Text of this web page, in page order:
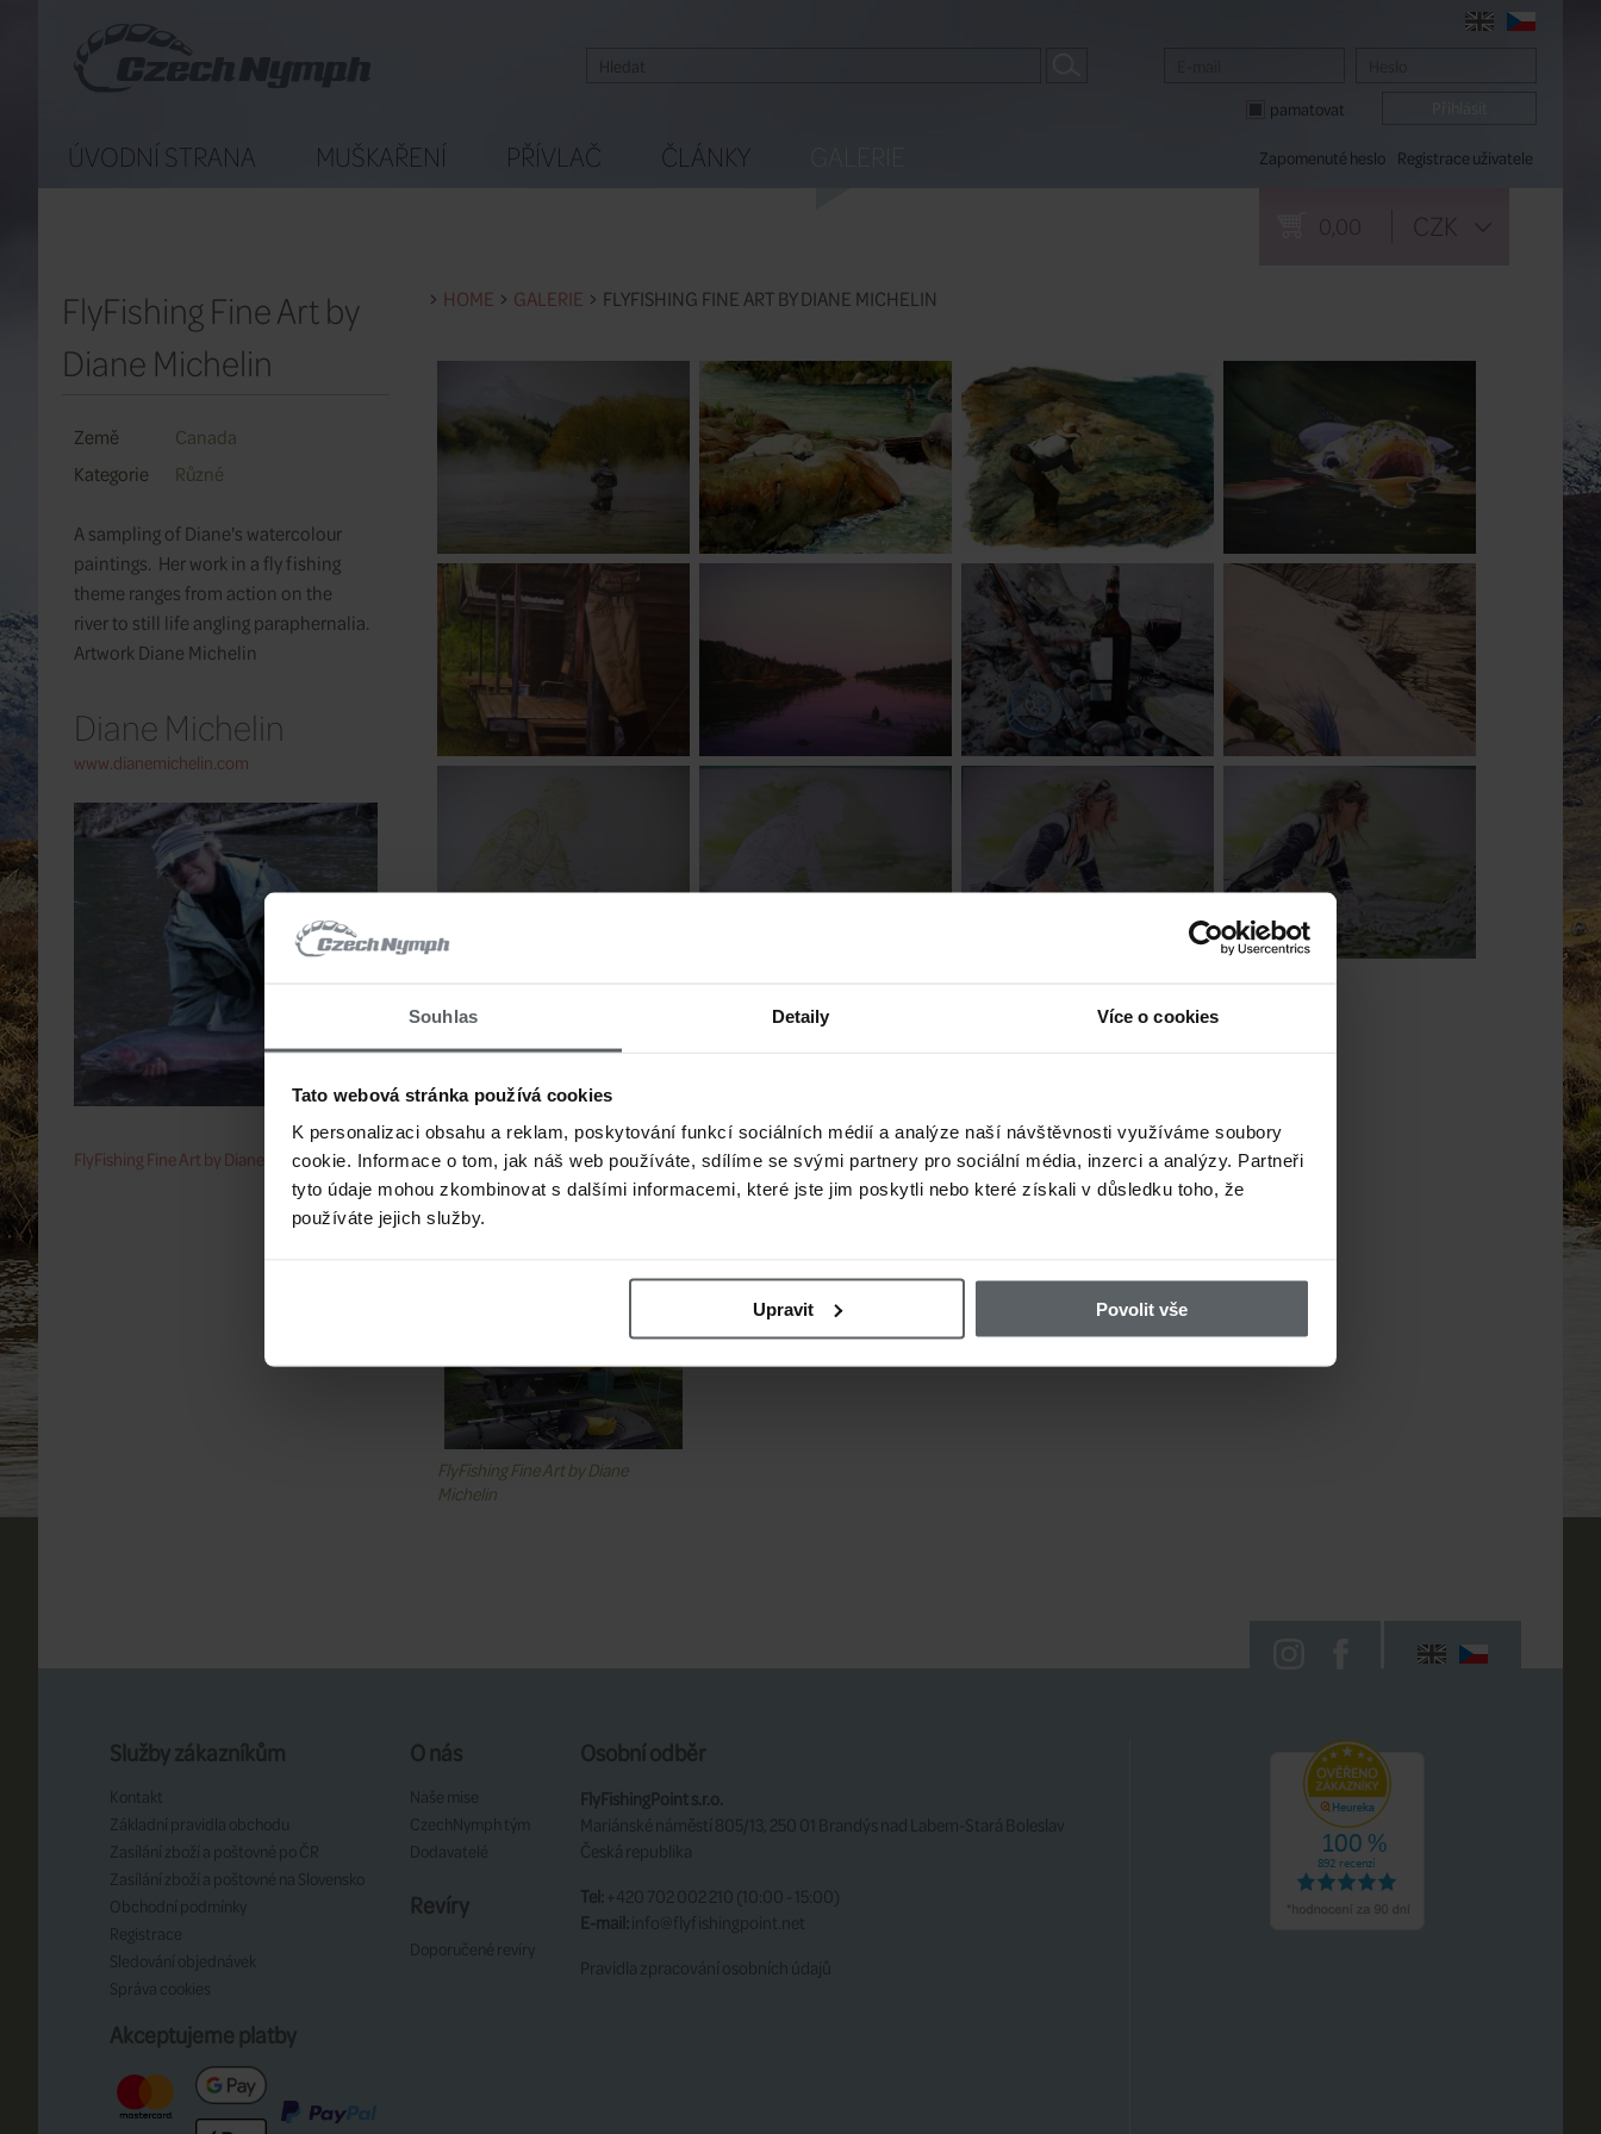
Souhlas Detaily Více o cookies
Tato webová stránka používá cookies
K personalizaci obsahu a reklam, poskytování funkcí sociálních médií a analýze naší návštěvnosti využíváme soubory
cookie. Informace o tom, jak náš web používáte, sdílíme se svými partnery pro sociální média, inzerci a analýzy. Partneři
tyto údaje mohou zkombinovat s dalšími informacemi, které jste jim poskytli nebo které získali v důsledku toho, že
používáte jejich služby.
Upravit Povolit vše
pamatovat
Zapomenuté heslo Registrace uživatele
0,00 CZK
ÚVODNÍ STRANA MUŠKAŘENÍ PŘÍVLAČ ČLÁNKY
FlyFishing Fine Art by
Diane Michelin
Země
Canada
Kategorie
Různé
A sampling of Diane's watercolour
paintings. Her work in a fly fishing
theme ranges from action on the
river to still life angling paraphernalia.
Artwork Diane Michelin
Diane Michelin
www.dianemichelin.com
FlyFishing Fine Art by Diane Michelin
HOME GALERIE FLYFISHING FINE ART BY DIANE MICHELIN
Související
FlyFishing Fine Art by Diane
Michelin
Služby zákazníkům
Kontakt
Základní pravidla obchodu
Zasílání zboží a poštovné po ČR
Zasílání zboží a poštovné na Slovensko
Obchodní podmínky
Registrace
Sledování objednávek
Správa cookies
O nás
Naše mise
CzechNymph tým
Dodavatelé
Revíry
Doporučené revíry
Osobní odběr
FlyFishingPoint s.r.o.
Mariánské náměstí 805/13, 250 01 Brandýs nad Labem-Stará Boleslav
Česká republika
Tel: +420 702 002 210 (10:00 - 15:00)
E-mail:info@flyfishingpoint.net
Pravidla zpracování osobních údajů
Akceptujeme platby